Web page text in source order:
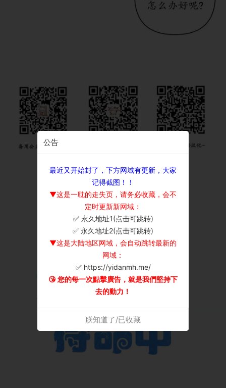
公告
最近又开始封了，下方网域有更新，大家
记得截图！！
▼这是一耽的走失页，请务必收藏，会不
定时更新新网域：
✅ 永久地址1(点击可跳转)
✅ 永久地址2(点击可跳转)
▼这是大陆地区网域，会自动跳转最新的
网域：
✅ https://yidanmh.me/
😘 您的每一次點擊廣告，就是我們堅持下
去的動力！
朕知道了/已收藏